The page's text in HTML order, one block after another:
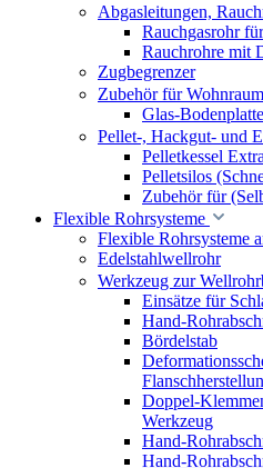
Abgasleitungen,
Rauchgasrohr
Rauchrohre mit
Zugbegrenzer
Zubehör für
Glas-
Pellet-, Hackgut- und
Pelletkessel
Pelletsilos
Zubehör für
Flexible Rohrsysteme
Flexible Rohrsysteme
Edelstahlwellrohr
Werkzeug zur
Einsätze für
Hand-
Bördelstab
Doppel-
Werkzeug
Hand-
Hand-